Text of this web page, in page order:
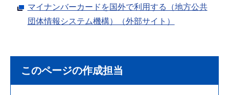
マイナンバーカードを国外で利用する（地方公共
団体情報システム機構）（外部サイト）
このページの作成担当